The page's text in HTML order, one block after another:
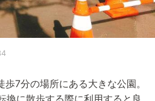
7分の場所にある大きな公園。